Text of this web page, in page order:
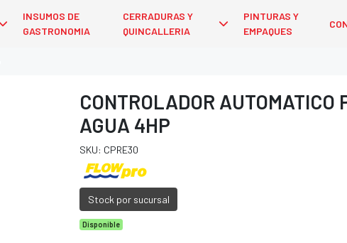
INSUMOS DE
GASTRONOMIA
CERRADURAS Y
QUINCALLERIA
PINTURAS Y
EMPAQUES
CONTROLADOR AUTOMATICO
AGUA 4HP
SKU: CPRE30
Stock por sucursal
Disponible